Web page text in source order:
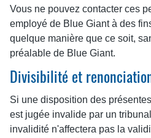
Vous ne pouvez contacter ces
employé de Blue Giant à des
quelque manière que ce soit,
préalable de Blue Giant.
Divisibilité et
Si une disposition des
est jugée invalide par un
invalidité n'affectera pas la